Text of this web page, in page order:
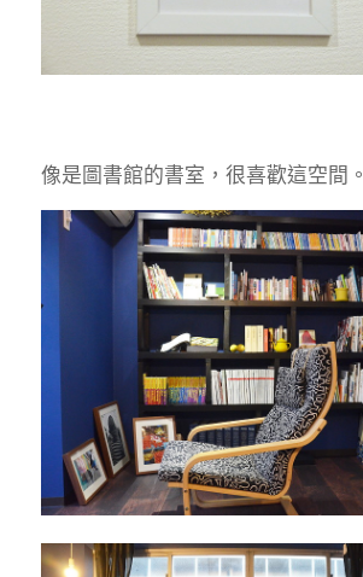
像是圖書館的書室，很喜歡這空間。